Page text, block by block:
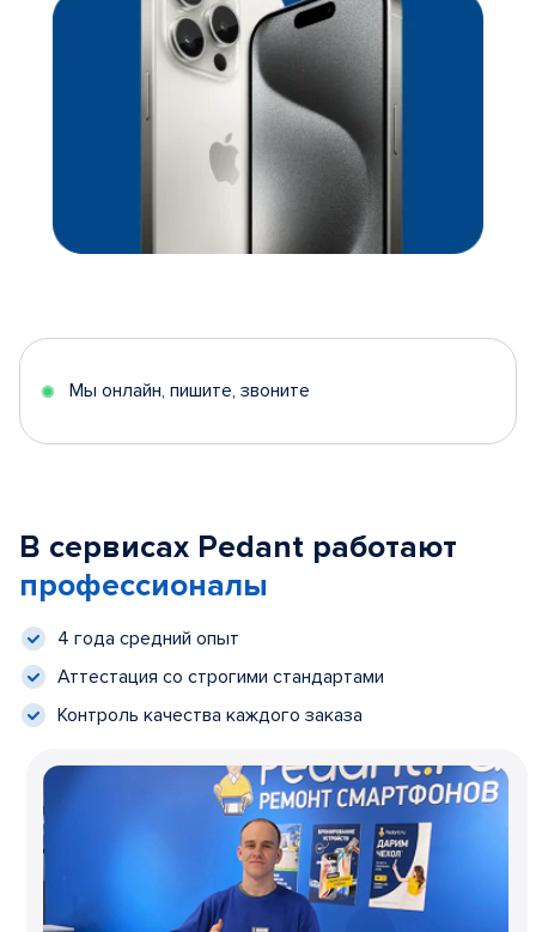
Мы онлайн, пишите, звоните
В сервисах Pedant работают
профессионалы
4 года средний опыт
Аттестация со строгими стандартами
Контроль качества каждого заказа